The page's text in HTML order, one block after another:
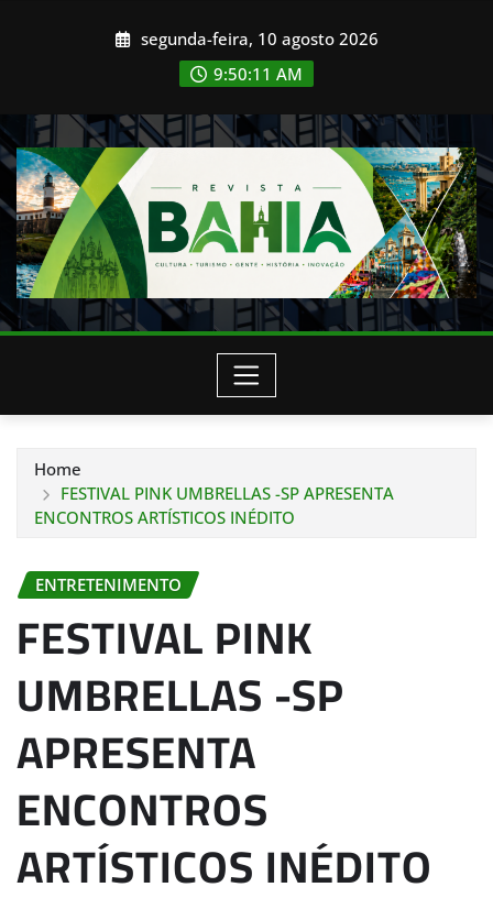
segunda-feira, 10 agosto 2026
9:50:13 AM
Home
FESTIVAL PINK UMBRELLAS -SP APRESENTA
ENCONTROS ARTÍSTICOS INÉDITO
ENTRETENIMENTO
FESTIVAL PINK
UMBRELLAS -SP
APRESENTA
ENCONTROS
ARTÍSTICOS INÉDITO